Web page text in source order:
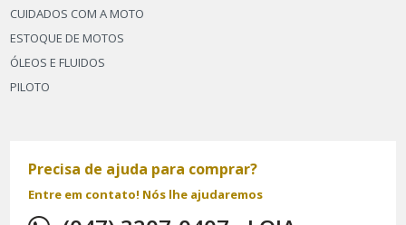
CUIDADOS COM A MOTO
ESTOQUE DE MOTOS
ÓLEOS E FLUIDOS
PILOTO
Precisa de ajuda para comprar?
Entre em contato! Nós lhe ajudaremos